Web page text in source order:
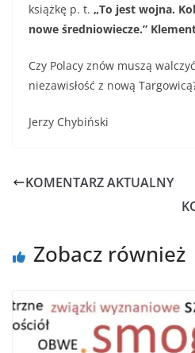
książkę p. t. „To jest wojna.
nowe średniowiecze.”
Czy Polacy znów muszą
niezawisłość z nową
Jerzy Chybiński
KOMENTARZ AKTUALNY
Zobacz również